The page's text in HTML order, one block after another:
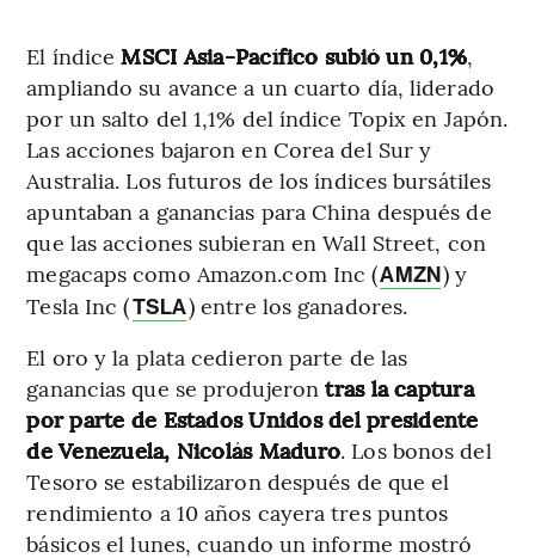
El índiceMSCI Asia-Pacífico subió un 0,1%,
ampliando su avance a un cuarto día, liderado
por un salto del 1,1% del índice Topix en Japón.
Las acciones bajaron en Corea del Sur y
Australia. Los futuros de los índices bursátiles
apuntaban a ganancias para China después de
que las acciones subieran en Wall Street, con
megacaps como Amazon.com Inc (AMZN) y
Tesla Inc (TSLA) entre los ganadores.
El oro y la plata cedieron parte de las
ganancias que se produjeron tras la captura
por parte de Estados Unidos del presidente
de Venezuela, Nicolás Maduro. Los bonos del
Tesoro se estabilizaron después de que el
rendimiento a 10 años cayera tres puntos
básicos el lunes, cuando un informe mostró